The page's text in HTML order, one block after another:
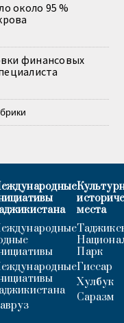
около 95 %
финансовых
места
Парк
Гиссар
Хулбук
Саразм